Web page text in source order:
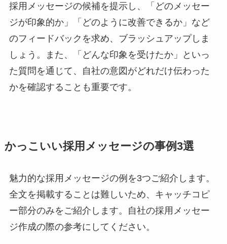
採用メッセージの候補を提示し、「どのメッセー
ジが印象的か」「どのように改善できるか」など
のフィードバックを求め、ブラッシュアップしま
しょう。また、「どんな印象を受けたか」といっ
た質問を通じて、自社の意図がどれだけ伝わった
かを確認することも重要です。
かっこいい採用メッセージの事例3選
魅力的な採用メッセージの例を3つご紹介します。
全文を掲載することは難しいため、キャッチコピ
ー部分のみをご紹介します。自社の採用メッセー
ジ作成の際の参考にしてください。